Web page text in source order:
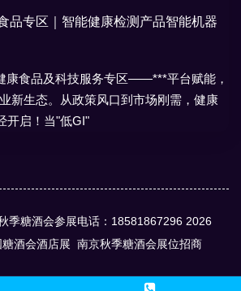
品专区｜智能健康检测产品智能机器
康食品及科技服务专区——***平台赋能，
新生态。从政策风口到市场刚需，健康
开启！当"低GI"
季糖酒会参展电话：18581867296 2026
酒会酒店展 南京秋季糖酒会展位招商